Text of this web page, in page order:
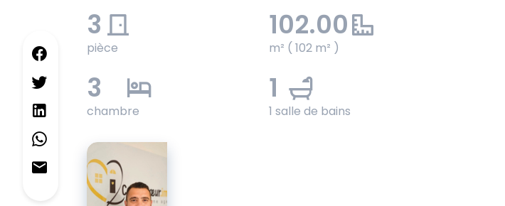
3
pièce
102.00
m² ( 102 m² )
3
chambre
1
1 salle de bains